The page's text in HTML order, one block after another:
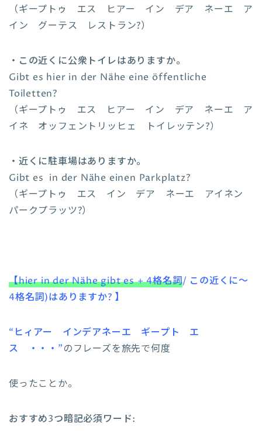
（ギープトゥ エス ヒアー イン デア ネーエ ア
イン グーテス レストラン?）
・ この近くに公衆トイレはありますか。
Gibt es hier in der Nähe eine öffentliche
Toiletten?
（ギープトゥ エス ヒアー イン デア ネーエ ア
イネ オッフェントリッヒェ トイレッテン?）
・近くに駐車場はありますか。
Gibt es in der Nähe einen Parkplatz?
（ギープトゥ エス イン デア ネーエ アイネン
パークプラッツ?）
【hier in der Nähe gibt es + 4格名詞/ この近くに～
4格名詞)はありますか? 】
“ヒィアー インデアネーエ ギープト エ
ス ・・・”のフレーズを旅先で何度
使ったことか。
おすすめ3つ暗記必須ワード: